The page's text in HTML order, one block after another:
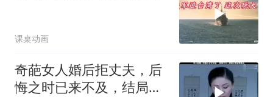
课桌动画
奇葩女人婚后拒丈夫，后
悔之时已来不及，结局令